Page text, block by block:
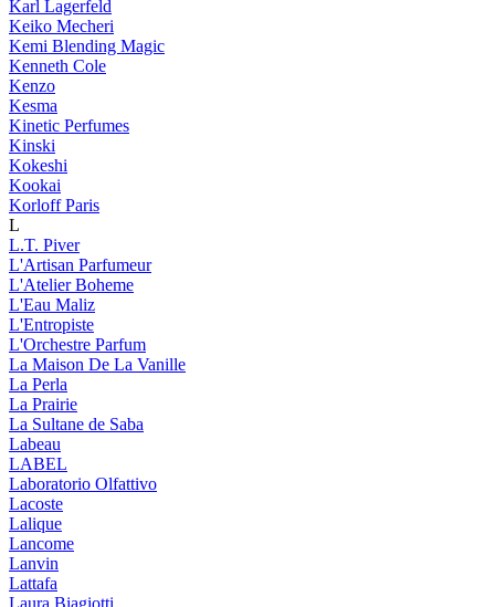
Karl Lagerfeld
Keiko Mecheri
Kemi Blending Magic
Kenneth Cole
Kenzo
Kesma
Kinetic Perfumes
Kinski
Kokeshi
Kookai
Korloff Paris
L
L.T. Piver
L'Artisan Parfumeur
L'Atelier Boheme
L'Eau Maliz
L'Entropiste
L'Orchestre Parfum
La Maison De La Vanille
La Perla
La Prairie
La Sultane de Saba
Labeau
LABEL
Laboratorio Olfattivo
Lacoste
Lalique
Lancome
Lanvin
Lattafa
Laura Biagiotti